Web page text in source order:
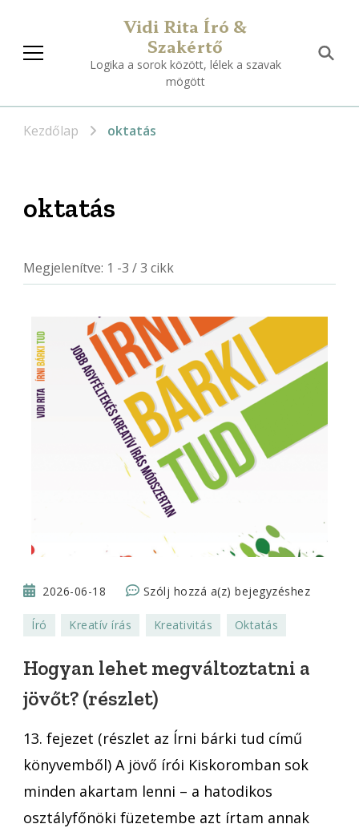
Vidi Rita Író &
Szakértő
Logika a sorok között, lélek a szavak
mögött
Kezdőlap oktatás
oktatás
Megjelenítve: 1 -3 / 3 cikk
2026-06-18 Szólj hozzá a(z)Hogyan
megváltoztatni
jövőt?
bejegyzéshez
Író Kreatív írás Kreativitás Oktatás
Hogyan lehet megváltoztatni a
jövőt? (részlet)
13. fejezet (részlet az Írni bárki tud című
könyvemből) A jövő írói Kiskoromban sok
minden akartam lenni – a hatodikos
osztályfőnöki füzetembe azt írtam annak